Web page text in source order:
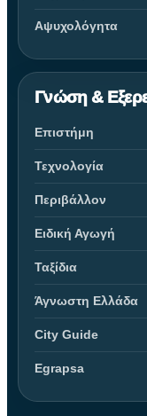
Αψυχολόγητα
Γνώση &
Επιστήμη
Τεχνολογία
Περιβάλλον
Ειδική Αγωγή
Ταξίδια
Άγνωστη Ελλάδα
City Guide
Egrapsa